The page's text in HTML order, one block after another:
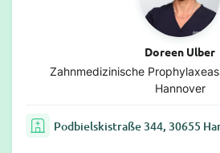
Doreen Ulber
Zahnmedizinische
Hannover
Podbielskistraße 344, 30655